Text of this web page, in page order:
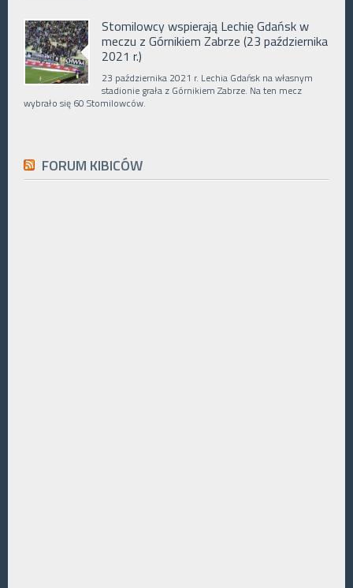
Stomilowcy wspierają Lechię Gdańsk w
meczu z Górnikiem Zabrze (23 października
2021 r.)
23 października 2021 r. Lechia Gdańsk na własnym
stadionie grała z Górnikiem Zabrze. Na ten mecz
wybrało się 60 Stomilowców.
FORUM KIBICÓW